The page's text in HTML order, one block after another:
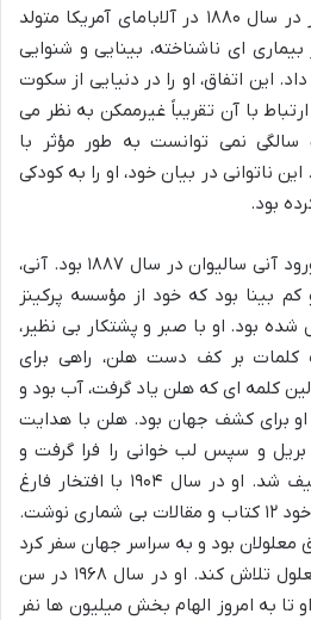
ضروری است. هلن آدامز کلر در سال ۱۸۸۰ در آلابامای آمریکا متولد
ای ناشناخته، بینایی و شنوایی
این اتفاق، او را در دنیایی از سکوت
با آن تقریباً غیرممکن به نظر می
نمی توانست به طور مؤثر با
این ناتوانی در بیان خود، او را به کودکی
بود.
نقطه عطف زندگی هلن کلر، ورود آنی سالیوان در سال ۱۸۸۷ بود. آنی،
بینا بود که خود از مؤسسه پرکینز
شده بود. او با صبر و پشتکار بی نظیر،
کلمات بر کف دست هلن، راهی برای
کلمه ای که هلن یاد گرفت، آب بود و
او برای کشف جهان بود. هلن با هدایت
و سپس لب خوانی را فرا گرفت و
سرانجام وارد دانشگاه رادکلیف شد. او در سال ۱۹۰۴ با افتخار فارغ
التحصیل شد و در طول عمر خود ۱۲ کتاب و مقالات بی شماری نوشت.
بود و به سراسر جهان سفر کرد
تا برای بهبود شرایط افراد معلول تلاش کند. او در سال ۱۹۶۸ در سن
تا به امروز الهام بخش میلیون ها نفر